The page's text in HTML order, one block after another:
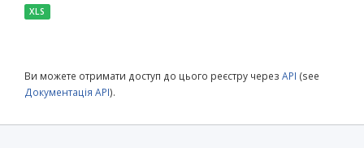
XLS
Ви можете отримати доступ до цього реєстру через API (see
Документація API).